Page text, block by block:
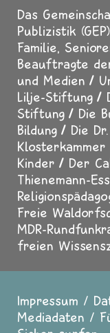
Das
Publizistik (GEP)
Familie,
Beauftragte
und Medien
Lilje-Stiftung
Stiftung
Die
Bildung
Die
Klosterkammer
Kinder
Der
Thienemann-
Freie
MDR-
freien
Fußzeile
Impressum
Mediadaten